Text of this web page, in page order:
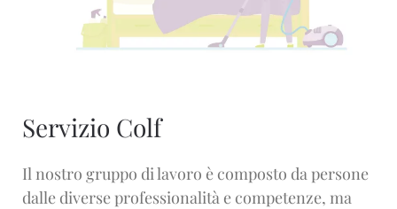
Servizio Colf
Il nostro gruppo di lavoro è composto da persone
dalle diverse professionalità e competenze, ma